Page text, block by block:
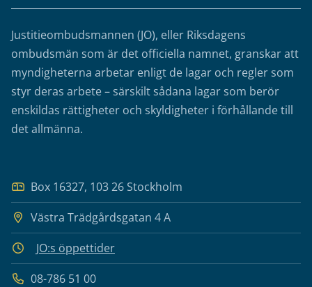
Justitieombudsmannen (JO), eller Riksdagens
ombudsmän som är det officiella namnet, granskar att
myndigheterna arbetar enligt de lagar och regler som
styr deras arbete – särskilt sådana lagar som berör
enskildas rättigheter och skyldigheter i förhållande till
det allmänna.
Box 16327, 103 26 Stockholm
Västra Trädgårdsgatan 4 A
JO:s öppettider
08-786 51 00